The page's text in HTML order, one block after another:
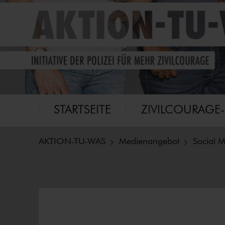
Aktion-tu-was
Eine Initiative für mehr Zivilcourage
Hauptmenü
STARTSEITE ZI­VIL­COU­RA­GE-
AKTION-TU-WAS Medienangebot Social